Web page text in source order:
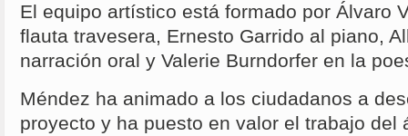
El equipo artístico está formado por Álvaro
flauta travesera, Ernesto Garrido al piano,
narración oral y Valerie Burndorfer en la
Méndez ha animado a los ciudadanos a
proyecto y ha puesto en valor el trabajo del